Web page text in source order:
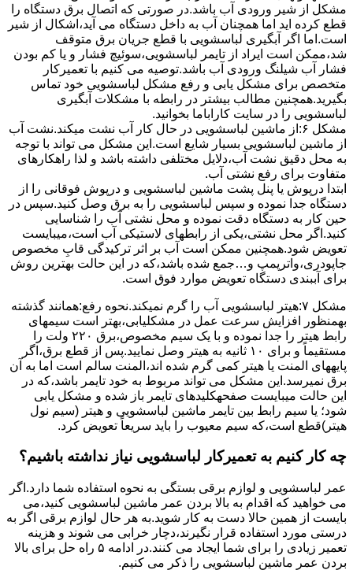
مشکل از شیر ورودی آب باشد.در صورتی که اتصال برق دستگاه را
قطع کرده اید اما همچنان آب به داخل دستگاه می آید،اشکال از شیر
است.اما اگر آبگیری لباسشویی با قطع جریان برق متوقف
شد،ممکن است ایراد از تایمر لباسشویی،سوئیچ فشار و یا کم بودن
فشار آب شیلنگ ورودی آب باشد.توصیه می کنیم با تعمیرکار
متخصص برای مشکل یابی و رفع مشکل لباسشویی خود تماس
بگیرید.همچنین مطالب بیشتر در رابطه با مشکلات آبگیری
لباسشویی را در سایت کاراباما بخوانید.
مشکل ۶:از ﻣﺎﺷﯿﻦ لباسشویی در ﺣﺎل ﮐﺎر آب ﻧﺸﺖ میکند.نشت آب
از ماشین لباسشویی بسیار شایع است.این مشکل می تواند با توجه
به محل دقیق نشت آب،دلایل مختلفی داشته باشد و لذا راهکارهای
متفاوت برای رفع نشتی آب.
ابتدا درپوش یا پنل ﭘﺸﺖ ﻣﺎﺷﯿﻦ لباسشویی و درپوش ﻓﻮﻗﺎﻧﯽ را از
دستگاه ﺟﺪا ﻧﻤﻮده و ﺳﭙﺲ لباسشویی را ﺑﻪ ﺑﺮق وصل ﮐﻨﯿﺪ.سپس در
حین کار به دستگاه دقت نموده و ﻣﺤﻞ نشتی آب را ﺷﻨﺎﺳﺎﯾﯽ
کنید.اﮔﺮ ﻣﺤﻞ نشتی،ﯾﮑﯽ از رابطهای ﻻﺳﺘﯿﮑﯽ آب اﺳﺖ،میبایست
ﺗﻌﻮﯾﺾ شود.همچنین ﻣﻤﮑﻦ اﺳﺖ آب بر اثر ﺗﺮﮐﯿﺪﮔﯽ قابِ ﻣﺨﺼﻮص
ﺟﺎﭘﻮدری،واترپمپ و…جمع شده ﺑﺎﺷﺪ،ﮐﻪ در این حالت بهترین روش
برای آببندی دستگاه ﺗﻌﻮﯾﺾ ﻣﻮارد ﻓﻮق اﺳﺖ.
مشکل ۷:ﻫﯿﺘﺮ لباسشویی آب را ﮔﺮم نمیکند.نحوه رﻓﻊ:ﻫﻤﺎﻧﻨﺪ ﮔﺬﺷﺘﻪ
بهمنظور اﻓﺰاﯾﺶ ﺳﺮﻋﺖ ﻋﻤﻞ در مشکلیابی،بهتر است سیمهای
راﺑﻂ ﻫﯿﺘﺮ را ﺟﺪا ﻧﻤﻮده و ﺑﺎ ﯾﮏ ﺳﯿﻢ ﻣﺨﺼﻮص،برق ۲۲۰ ولت را
مستقیماً و برای ۱۰ ﺛﺎﻧﯿﻪ ﺑﻪ ﻫﯿﺘﺮ وصل نمایید.ﭘﺲ از ﻗﻄﻊ ﺑﺮق،اﮔﺮ
پایههای اﻟﻤﻨﺖ یا هیتر کمی ﮔﺮم ﺷﺪه اند،اﻟﻤﻨﺖ ﺳﺎﻟﻢ است اما ﺑﻪ آن
ﺑﺮق نمیرسد.اﯾﻦ ﻣﺸﮑﻞ می تواند مربوط به ﺧﻮد ﺗﺎﯾﻤﺮ باشد،ﮐﻪ در
این حالت میبایست صفحهکلیدهای ﺗﺎﯾﻤﺮ باز شده و مشکل یابی
شود؛ ﯾﺎ ﺳﯿﻢ راﺑﻂ ﺑﯿﻦ ﺗﺎﯾﻤﺮ ماشین لباسشویی و ﻫﯿﺘﺮ (سیم ﻧﻮل
ﻫﯿﺘﺮ)ﻗﻄﻊ اﺳﺖ،ﮐﻪ ﺳﯿﻢ ﻣﻌﯿﻮب را ﺑﺎﯾﺪ سریعاً ﺗﻌﻮﯾﺾ کرد.
چه کار کنیم به تعمیرکار لباسشویی نیاز نداشته باشیم؟
عمر لباسشویی و لوازم برقی بستگی به نحوه استفاده شما دارد.اگر
می خواهید که اقدام به بالا بردن عمر ماشین لباسشویی کنید،می
بایست از همین حالا دست به کار شوید.به هر حال لوازم برقی اگر به
درستی مورد استفاده قرار نگیرند،دچار خرابی می شوند و هزینه
تعمیر زیادی را برای شما ایجاد می کنند.در ادامه ۵ راه حل برای بالا
بردن عمر ماشین لباسشویی را ذکر می کنیم.